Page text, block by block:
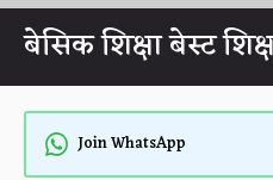
Skip
content
बेसिक शिक्षा बेस्ट
Join WhatsApp